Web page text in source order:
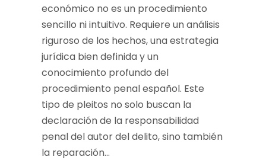
económico no es un procedimiento
sencillo ni intuitivo. Requiere un análisis
riguroso de los hechos, una estrategia
jurídica bien definida y un
conocimiento profundo del
procedimiento penal español. Este
tipo de pleitos no solo buscan la
declaración de la responsabilidad
penal del autor del delito, sino también
la reparación...